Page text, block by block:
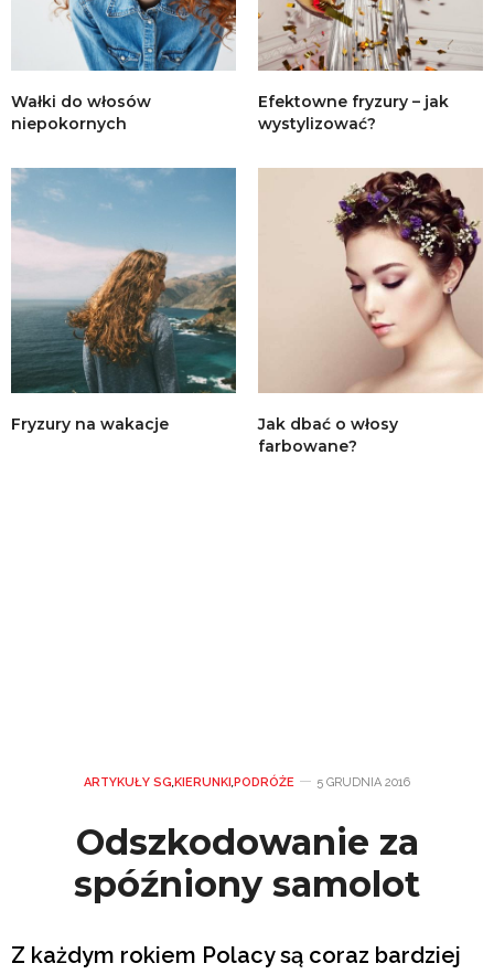
Wałki do włosów
niepokornych
Efektowne fryzury – jak
wystylizować?
Fryzury na wakacje
Jak dbać o włosy
farbowane?
ARTYKUŁY SG,KIERUNKI ,PODRÓŻE 5 GRUDNIA 2016
Odszkodowanie za
spóźniony samolot
Z każdym rokiem Polacy są coraz bardziej